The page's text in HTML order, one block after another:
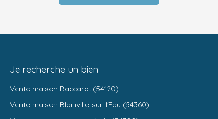
Je recherche un bien
Vente maison Baccarat (54120)
Vente maison Blainville-sur-l'Eau (54360)